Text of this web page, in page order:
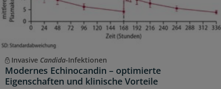
Invasive Candida-Infektionen
Modernes Echinocandin – optimierte
Eigenschaften und klinische Vorteile